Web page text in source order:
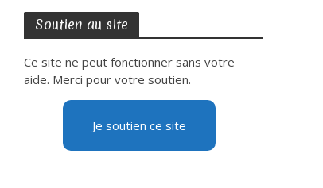
Soutien au site
Ce site ne peut fonctionner sans votre
aide. Merci pour votre soutien.
Je soutien ce site